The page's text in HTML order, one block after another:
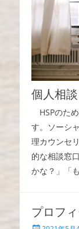
個人相談
HSPのた
す。ソーシ
理カウンセ
的な相談窓
かな？」「
プロフ